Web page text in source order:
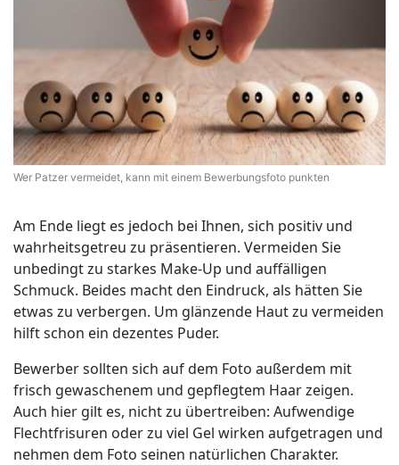
Wer Patzer vermeidet, kann mit einem Bewerbungsfoto punkten
Am Ende liegt es jedoch bei Ihnen, sich positiv und
wahrheitsgetreu zu präsentieren. Vermeiden Sie
unbedingt zu starkes Make-Up und auffälligen
Schmuck. Beides macht den Eindruck, als hätten Sie
etwas zu verbergen. Um glänzende Haut zu vermeiden
hilft schon ein dezentes Puder.
Bewerber sollten sich auf dem Foto außerdem mit
frisch gewaschenem und gepflegtem Haar zeigen.
Auch hier gilt es, nicht zu übertreiben: Aufwendige
Flechtfrisuren oder zu viel Gel wirken aufgetragen und
nehmen dem Foto seinen natürlichen Charakter.